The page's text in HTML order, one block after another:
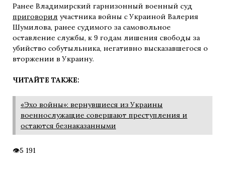
Ранее Владимирский гарнизонный военный суд
приговорил участника войны с Украиной Валерия
Шумилова, ранее судимого за самовольное
оставление службы, к 9 годам лишения свободы за
убийство собутыльника, негативно высказавшегося о
вторжении в Украину.
ЧИТАЙТЕ ТАКЖЕ:
«Эхо войны»: вернувшиеся из Украины
военнослужащие совершают преступления и
остаются безнаказанными
5 191